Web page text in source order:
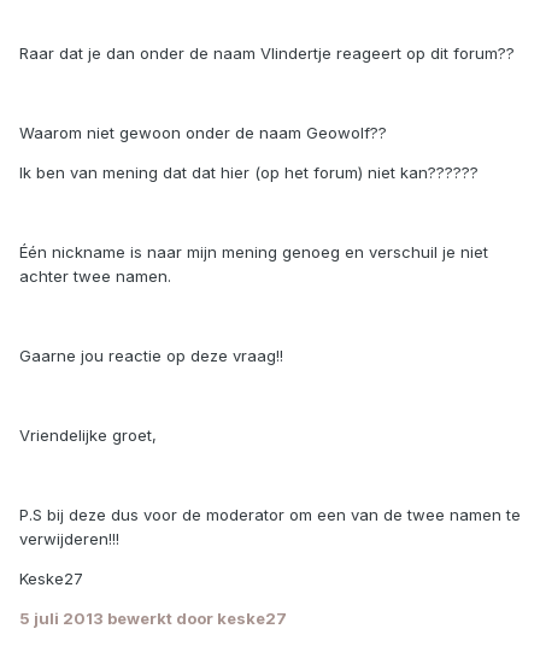
Raar dat je dan onder de naam Vlindertje reageert op dit forum??
Waarom niet gewoon onder de naam Geowolf??
Ik ben van mening dat dat hier (op het forum) niet kan??????
Één nickname is naar mijn mening genoeg en verschuil je niet
achter twee namen.
Gaarne jou reactie op deze vraag!!
Vriendelijke groet,
P.S bij deze dus voor de moderator om een van de twee namen te
verwijderen!!!
Keske27
5 juli 2013 bewerkt door keske27